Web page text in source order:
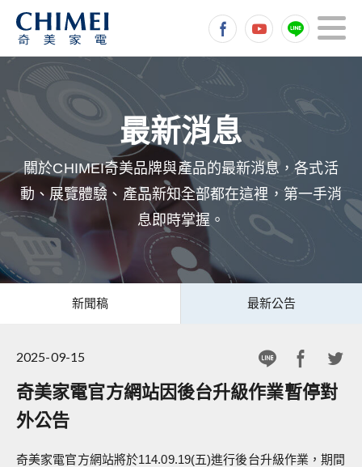
關於CHIMEI奇美品牌與產品的最新消息，各式活
動、展覽體驗、產品新知全部都在這裡，第一手消
息即時掌握。
新聞稿 最新公告
2025-09-15
奇美家電官方網站因後台升級作業暫停對
外公告
奇美家電官方網站將於114.09.19(五)進行後台升級作業，期間